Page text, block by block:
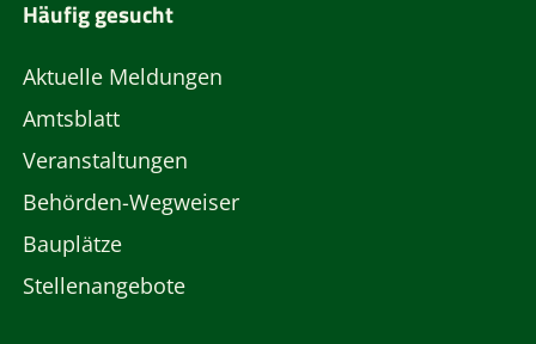
Häufig gesucht
Aktuelle Meldungen
Amtsblatt
Veranstaltungen
Behörden-Wegweiser
Bauplätze
Stellenangebote